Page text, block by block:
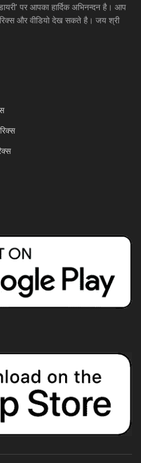
पर आपका हार्दिक अभिनन्दन है। आप
और वीडियो देख सकते है। जय श्री